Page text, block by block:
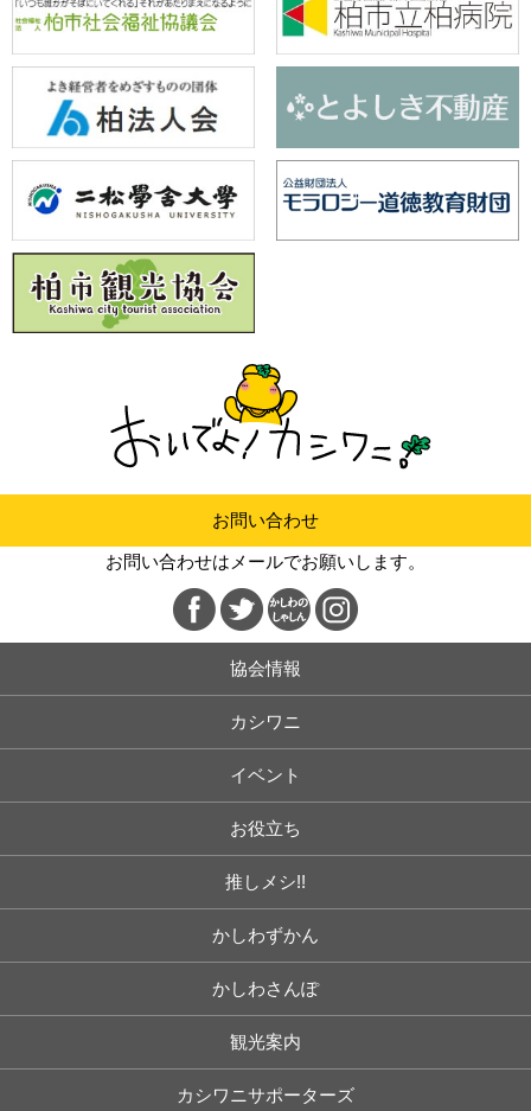
お問い合わせ
お問い合わせはメールでお願いします。
協会情報
カシワニ
イベント
お役立ち
推しメシ!!
かしわずかん
かしわさんぽ
観光案内
カシワニサポーターズ